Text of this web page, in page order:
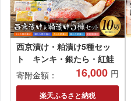
西京漬け・粕漬け5種セッ
ト キンキ・銀たら・紅鮭
寄附金額：
16,000 円
楽天ふるさと納税